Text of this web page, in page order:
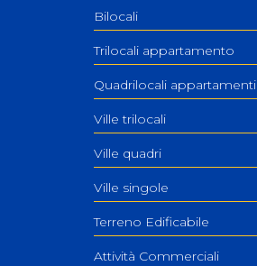
Bilocali
Trilocali appartamento
Quadrilocali appartamenti
Ville trilocali
Ville quadri
Ville singole
Terreno Edificabile
Attività Commerciali